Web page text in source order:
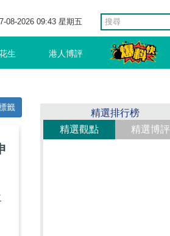
08-2026 09:43 星期五
生 港人博評
籤
精選排行榜
精選觀點
精選博評